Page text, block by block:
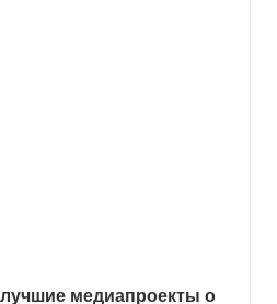
медиапроекты о